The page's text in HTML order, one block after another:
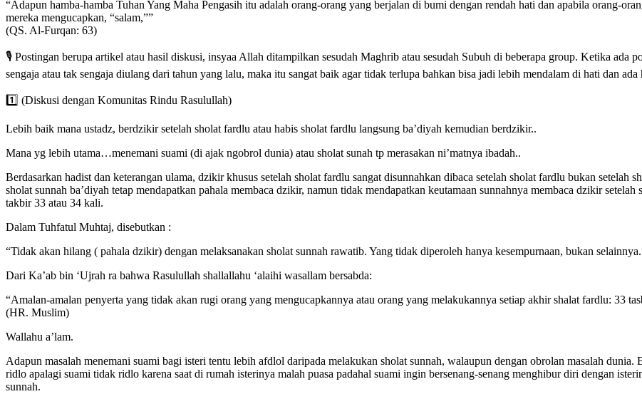
“Adapun hamba-hamba Tuhan Yang Maha Pengasih itu adalah orang-orang yang berjalan di bumi dengan rendah hati dan apabila orang-
mereka mengucapkan, “salam,””
(QS. Al-Furqan: 63)
🎙 Postingan berupa artikel atau hasil diskusi, insyaa Allah ditampilkan sesudah Maghrib atau sesudah Subuh di beberapa group. Ketika ada
sengaja atau tak sengaja diulang dari tahun yang lalu, maka itu sangat baik agar tidak terlupa bahkan bisa jadi lebih mendalam di hati dan
1️⃣ (Diskusi dengan Komunitas Rindu Rasulullah)
Lebih baik mana ustadz, berdzikir setelah sholat fardlu atau habis sholat fardlu langsung ba’diyah kemudian berdzikir..
Mana yg lebih utama…menemani suami (di ajak ngobrol dunia) atau sholat sunah tp merasakan ni’matnya ibadah..
Berdasarkan hadist dan keterangan ulama, dzikir khusus setelah sholat fardlu sangat disunnahkan dibaca setelah sholat fardlu bukan setelah
sholat sunnah ba’diyah tetap mendapatkan pahala membaca dzikir, namun tidak mendapatkan keutamaan sunnahnya membaca dzikir
takbir 33 atau 34 kali.
Dalam Tuhfatul Muhtaj, disebutkan :
“Tidak akan hilang ( pahala dzikir) dengan melaksanakan sholat sunnah rawatib. Yang tidak diperoleh hanya kesempurnaan, bukan
Dari Ka’ab bin ‘Ujrah ra bahwa Rasulullah shallallahu ‘alaihi wasallam bersabda:
“Amalan-amalan penyerta yang tidak akan rugi orang yang mengucapkannya atau orang yang melakukannya setiap akhir shalat fardlu: 33
(HR. Muslim)
Wallahu a’lam.
Adapun masalah menemani suami bagi isteri tentu lebih afdlol daripada melakukan sholat sunnah, walaupun dengan obrolan masalah
ridlo apalagi suami tidak ridlo karena saat di rumah isterinya malah puasa padahal suami ingin bersenang-senang menghibur diri dengan
sunnah.